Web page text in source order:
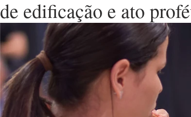
de edificação e ato